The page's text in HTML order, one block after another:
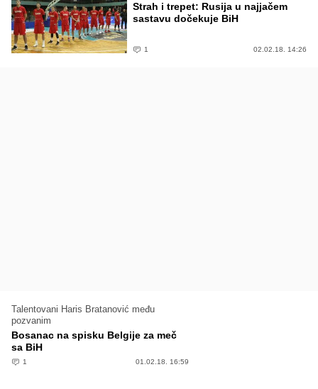
Strah i trepet: Rusija u najjačem
sastavu dočekuje BiH
1 02.02.18. 14:26
Talentovani Haris Bratanović među
pozvanim
Bosanac na spisku Belgije za meč
sa BiH
1 01.02.18. 16:59